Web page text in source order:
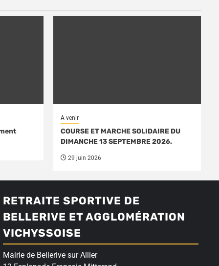
A venir
COURSE ET MARCHE SOLIDAIRE DU
DIMANCHE 13 SEPTEMBRE 2026.
29 juin 2026
RETRAITE SPORTIVE DE
BELLERIVE ET AGGLOMÉRATION
VICHYSSOISE
Mairie de Bellerive sur Allier